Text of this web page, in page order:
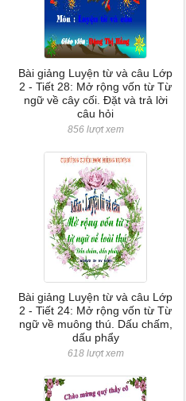
Bài giảng Luyện từ và câu Lớp
2 - Tiết 28: Mở rộng vốn từ Từ
ngữ về cây cối. Đặt và trả lời
câu hỏi
856 lượt xem
Bài giảng Luyện từ và câu Lớp
2 - Tiết 24: Mở rộng vốn từ Từ
ngữ về muông thú. Dấu chấm,
dấu phẩy
618 lượt xem